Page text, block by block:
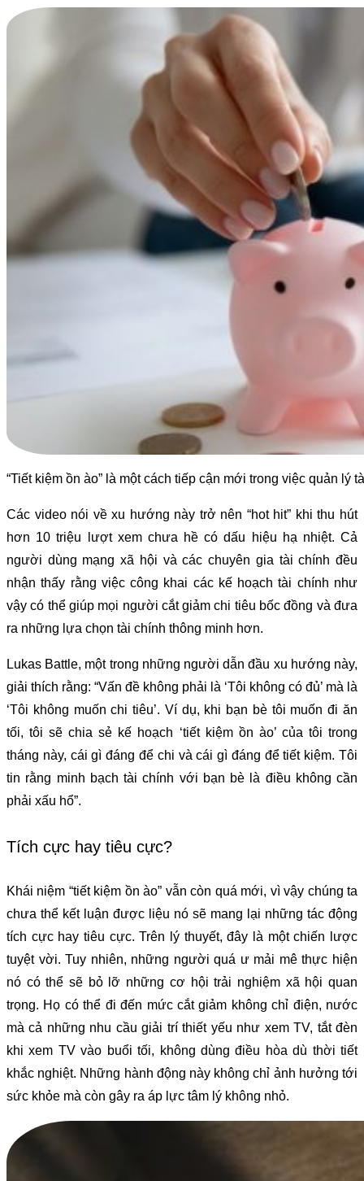
“Tiết kiệm ồn ào” là một cách tiếp cận mới trong việc quản lý
Các video nói về xu hướng này trở nên “hot hit” khi thu hút
hơn 10 triệu lượt xem chưa hề có dấu hiệu hạ nhiệt. Cả
người dùng mạng xã hội và các chuyên gia tài chính đều
nhận thấy rằng việc công khai các kế hoạch tài chính như
vậy có thể giúp mọi người cắt giảm chi tiêu bốc đồng và đưa
ra những lựa chọn tài chính thông minh hơn.
Lukas Battle, một trong những người dẫn đầu xu hướng này,
giải thích rằng: “Vấn đề không phải là ‘Tôi không có đủ’ mà là
‘Tôi không muốn chi tiêu’. Ví dụ, khi bạn bè tôi muốn đi ăn
tối, tôi sẽ chia sẻ kế hoạch ‘tiết kiệm ồn ào’ của tôi trong
tháng này, cái gì đáng để chi và cái gì đáng để tiết kiệm. Tôi
tin rằng minh bạch tài chính với bạn bè là điều không cần
phải xấu hổ”.
Tích cực hay tiêu cực?
Khái niệm “tiết kiệm ồn ào” vẫn còn quá mới, vì vậy chúng ta
chưa thể kết luận được liệu nó sẽ mang lại những tác động
tích cực hay tiêu cực. Trên lý thuyết, đây là một chiến lược
tuyệt vời. Tuy nhiên, những người quá ư mải mê thực hiện
nó có thể sẽ bỏ lỡ những cơ hội trải nghiệm xã hội quan
trọng. Họ có thể đi đến mức cắt giảm không chỉ điện, nước
mà cả những nhu cầu giải trí thiết yếu như xem TV, tắt đèn
khi xem TV vào buổi tối, không dùng điều hòa dù thời tiết
khắc nghiệt. Những hành động này không chỉ ảnh hưởng tới
sức khỏe mà còn gây ra áp lực tâm lý không nhỏ.